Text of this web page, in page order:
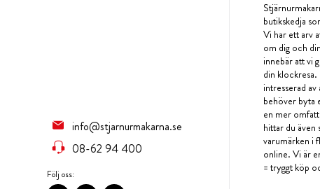
info@stjarnurmakarna.se
08-62 94 400
Följ oss:
butikskedja
Vi har ett arv
om dig och
innebär att vi
din
intresserad
behöver byta
en mer
hittar du även
varumärken i
online. Vi är
= tryggt köp